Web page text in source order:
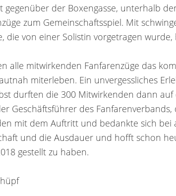
gegenüber der Boxengasse, unterhalb
zum Gemeinschaftsspiel. Mit
die von einer Solistin vorgetragen wurde,
alle mitwirkenden Fanfarenzüge das
miterleben. Ein unvergessliches
durften die 300 Mitwirkenden dann
Geschäftsführer des
mit dem Auftritt und bedankte sich bei
und die Ausdauer und hofft schon
gestellt zu haben.